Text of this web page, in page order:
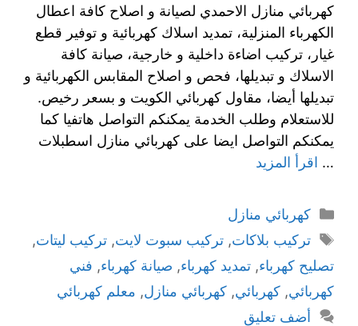
كهربائي منازل الاحمدي لصيانة و اصلاح كافة اعطال
الكهرباء المنزلية، تمديد اسلاك كهربائية و توفير قطع
غيار، تركيب اضاءة داخلية و خارجية، صيانة كافة
الاسلاك و تبديلها، فحص و اصلاح المقابس الكهربائية و
تبديلها أيضا، مقاول كهربائي الكويت و بسعر رخيص.
للاستعلام وطلب الخدمة يمكنكم التواصل هاتفيا كما
يمكنكم التواصل ايضا على كهربائي منازل اسطبلات
… اقرأ المزيد
كهربائي منازل
تركيب بلاكات, تركيب سبوت لايت, تركيب ليتات,
تصليح كهرباء, تمديد كهرباء, صيانة كهرباء, فني
كهربائي, كهربائي, كهربائي منازل, معلم كهربائي
أضف تعليق